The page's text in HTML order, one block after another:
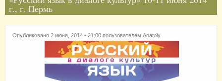
г., г. Пермь
Опубликовано 2 июня, 2014 - 21:00 пользователем Anatoly